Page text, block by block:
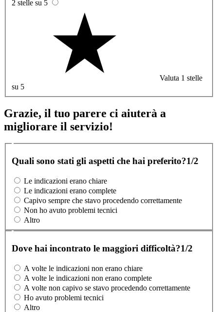
2 stelle su 5
Valuta 1 stelle
su 5
Grazie, il tuo parere ci aiuterà a
migliorare il servizio!
Quali sono stati gli aspetti che hai preferito?1/2
Le indicazioni erano chiare
Le indicazioni erano complete
Capivo sempre che stavo procedendo correttamente
Non ho avuto problemi tecnici
Altro
Dove hai incontrato le maggiori difficoltà?1/2
A volte le indicazioni non erano chiare
A volte le indicazioni non erano complete
A volte non capivo se stavo procedendo correttamente
Ho avuto problemi tecnici
Altro